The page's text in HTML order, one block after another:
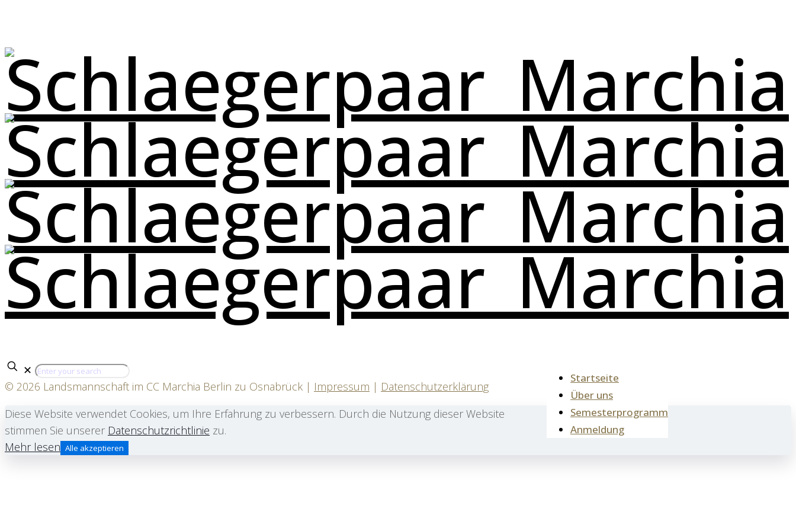
Startseite
Über uns
Semesterprogramm
Anmeldung
✕
© 2026 Landsmannschaft im CC Marchia Berlin zu Osnabrück | Impressum | Datenschutzerklärung
Diese Website verwendet Cookies, um Ihre Erfahrung zu verbessern. Durch die Nutzung dieser Website
stimmen Sie unserer Datenschutzrichtlinie zu.
Mehr lesen Alle akzeptieren